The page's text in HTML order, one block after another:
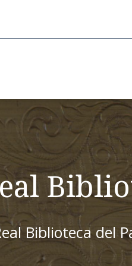
Biblioteca del